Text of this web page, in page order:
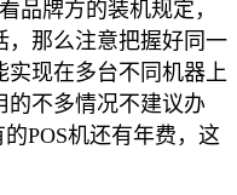
品牌方的装机规定，
，那么注意把握好同一
现在多台不同机器上
的不多情况不建议办
POS机还有年费，这